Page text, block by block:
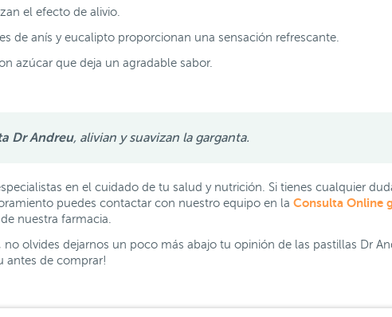
el efecto de alivio.
de anís y eucalipto proporcionan una sensación refrescante.
azúcar que deja un agradable sabor.
Dr Andreu, alivian y suavizan la garganta.
en el cuidado de tu salud y nutrición. Si tienes cualquier
puedes contactar con nuestro equipo en la Consulta Online
nuestra farmacia.
olvides dejarnos un poco más abajo tu opinión de las pastillas Dr
antes de comprar!